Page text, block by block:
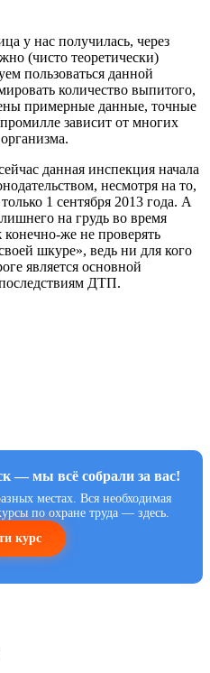
у нас получилась, через
(чисто теоретически)
пользоваться данной
количество выпитого,
примерные данные, точные
зависит от многих
данная инспекция начала
несмотря на то,
1 сентября 2013 года. А
на грудь во время
же не проверять
шкуре», ведь ни для кого
является основной
ДТП.
— мы всё собрали за вас!
местах. Вся необходимая
по охране труда — здесь.
курс